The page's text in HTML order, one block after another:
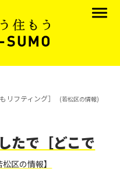
リフティング］
(若松区の情報)
たで［どこで
松区の情報】